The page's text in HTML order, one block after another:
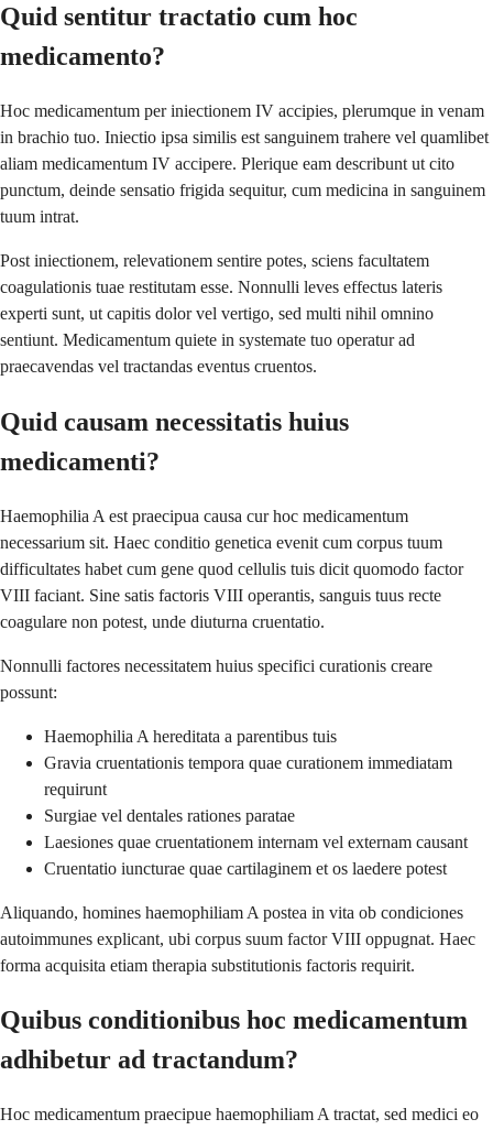
Quid sentitur tractatio cum hoc
medicamento?
Hoc medicamentum per iniectionem IV accipies, plerumque in venam
in brachio tuo. Iniectio ipsa similis est sanguinem trahere vel quamlibet
aliam medicamentum IV accipere. Plerique eam describunt ut cito
punctum, deinde sensatio frigida sequitur, cum medicina in sanguinem
tuum intrat.
Post iniectionem, relevationem sentire potes, sciens facultatem
coagulationis tuae restitutam esse. Nonnulli leves effectus lateris
experti sunt, ut capitis dolor vel vertigo, sed multi nihil omnino
sentiunt. Medicamentum quiete in systemate tuo operatur ad
praecavendas vel tractandas eventus cruentos.
Quid causam necessitatis huius
medicamenti?
Haemophilia A est praecipua causa cur hoc medicamentum
necessarium sit. Haec conditio genetica evenit cum corpus tuum
difficultates habet cum gene quod cellulis tuis dicit quomodo factor
VIII faciant. Sine satis factoris VIII operantis, sanguis tuus recte
coagulare non potest, unde diuturna cruentatio.
Nonnulli factores necessitatem huius specifici curationis creare
possunt:
Haemophilia A hereditata a parentibus tuis
Gravia cruentationis tempora quae curationem immediatam
requirunt
Surgiae vel dentales rationes paratae
Laesiones quae cruentationem internam vel externam causant
Cruentatio iuncturae quae cartilaginem et os laedere potest
Aliquando, homines haemophiliam A postea in vita ob condiciones
autoimmunes explicant, ubi corpus suum factor VIII oppugnat. Haec
forma acquisita etiam therapia substitutionis factoris requirit.
Quibus conditionibus hoc medicamentum
adhibetur ad tractandum?
Hoc medicamentum praecipue haemophiliam A tractat, sed medici eo